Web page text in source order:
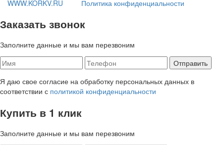
WWW.KORKV.RU
Политика конфиденциальности
Заказать звонок
Заполните данные и мы вам перезвоним
Я даю свое согласие на обработку персональных данных в
соответствии с политикой конфиденциальности
Купить в 1 клик
Заполните данные и мы вам перезвоним